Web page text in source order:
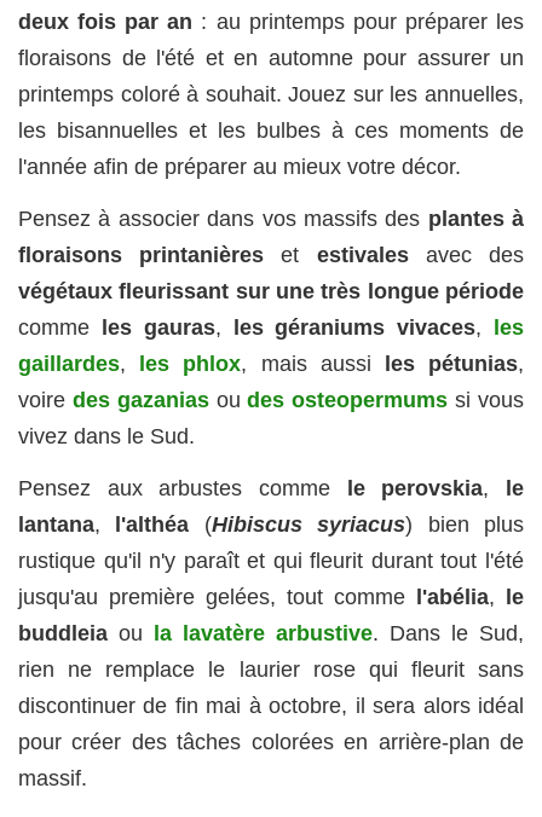
deux fois par an : au printemps pour préparer les
floraisons de l'été et en automne pour assurer un
printemps coloré à souhait. Jouez sur les annuelles,
les bisannuelles et les bulbes à ces moments de
l'année afin de préparer au mieux votre décor.
Pensez à associer dans vos massifs des plantes à
floraisons printanières et estivales avec des
végétaux fleurissant sur une très longue période
comme
les gauras, les géraniums vivaces,
les
gaillardes, les phlox, mais aussi les pétunias,
voire des gazaniasoudes osteopermums si vous
vivez dans le Sud.
Pensez aux arbustes comme le perovskia, le
lantana, l'althéa (Hibiscus syriacus) bien plus
rustique qu'il n'y paraît et qui fleurit durant tout l'été
jusqu'au première gelées, tout comme l'abélia, le
buddleia ou la lavatère arbustive. Dans le Sud,
rien ne remplace le laurier rose qui fleurit sans
discontinuer de fin mai à octobre, il sera alors idéal
pour créer des tâches colorées en arrière-plan de
massif.